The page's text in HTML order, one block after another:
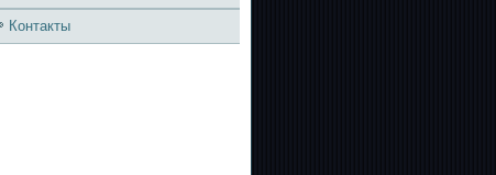
Контакты